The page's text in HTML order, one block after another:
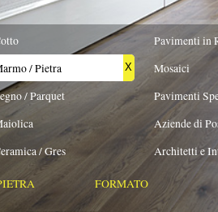
Gres
Pavimenti Speciali
Aziende di Posa e trattamento
Architetti e Interior Design
FORMATO
COLORE
Più colori in
Pavimenti di recupero Gres Effetto Legno
Prodotti